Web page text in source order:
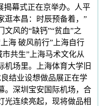
揭幕式正在京举办。人平
逛本昌：时辰预备着，”
风的“缺钙”“贫血”之
海 破风前行”上海自行
共生”上海马术文化从
机场里。上海体育大学旧
良结业设想做品展正在学
。深圳宝安国际机场，合
光连续亮起，现将做品相